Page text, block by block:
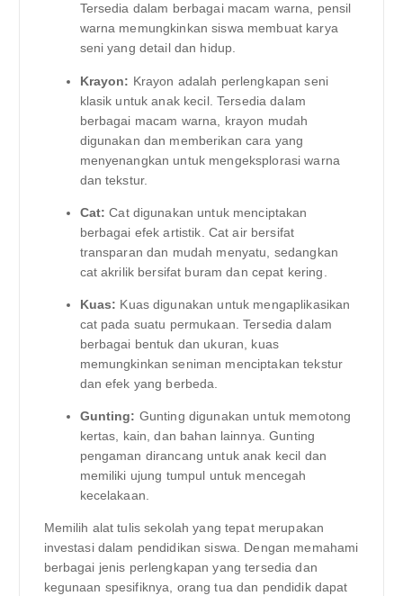
Tersedia dalam berbagai macam warna, pensil
warna memungkinkan siswa membuat karya
seni yang detail dan hidup.
Krayon: Krayon adalah perlengkapan seni
klasik untuk anak kecil. Tersedia dalam
berbagai macam warna, krayon mudah
digunakan dan memberikan cara yang
menyenangkan untuk mengeksplorasi warna
dan tekstur.
Cat: Cat digunakan untuk menciptakan
berbagai efek artistik. Cat air bersifat
transparan dan mudah menyatu, sedangkan
cat akrilik bersifat buram dan cepat kering.
Kuas: Kuas digunakan untuk mengaplikasikan
cat pada suatu permukaan. Tersedia dalam
berbagai bentuk dan ukuran, kuas
memungkinkan seniman menciptakan tekstur
dan efek yang berbeda.
Gunting: Gunting digunakan untuk memotong
kertas, kain, dan bahan lainnya. Gunting
pengaman dirancang untuk anak kecil dan
memiliki ujung tumpul untuk mencegah
kecelakaan.
Memilih alat tulis sekolah yang tepat merupakan
investasi dalam pendidikan siswa. Dengan memahami
berbagai jenis perlengkapan yang tersedia dan
kegunaan spesifiknya, orang tua dan pendidik dapat